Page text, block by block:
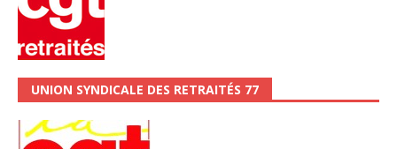
UNION SYNDICALE DES RETRAITÉS 77